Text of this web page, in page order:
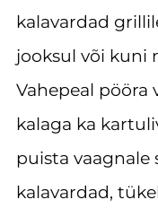
kalavardad
jooksul või kuni
Vahepeal pööra
kalaga ka
puista vaagnale
kalavardad,